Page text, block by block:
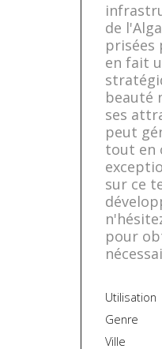
de
prisées
en fait
beauté
ses
peut
tout en
sur ce
pour
Utilisation
Genre
Ville